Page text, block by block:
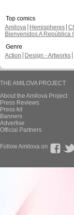
Top comics
Amilova
Hemispheres
Bienvenidos A República
Genre
Action
Design - Artworks
THE AMILOVA PROJECT
About the Amilova Project
Press Reviews
Press kit
Banners
Advertise
Official Partners
Follow Amilova on